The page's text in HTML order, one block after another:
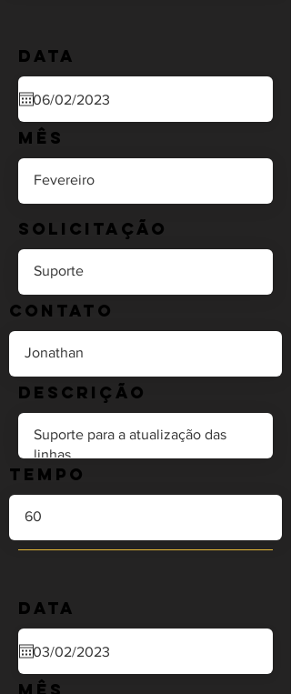
Data
Mês
Solicitação
Contato
Descrição
Tempo
Data